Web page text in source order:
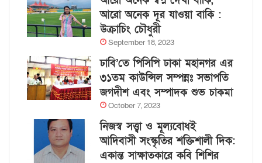
আরো অনেক দূর যাওয়া বাকি :
উক্রাচিং চৌধুরী
September 18, 2023
ঢাবি’তে পিসিপি ঢাকা মহানগর এর
৩১তম কাউন্সিল সম্পন্নঃ সভাপতি
জগদীশ এবং সম্পাদক শুভ চাকমা
October 7, 2023
নিজস্ব সত্ত্বা ও মূল্যবোধই
আদিবাসী সংস্কৃতির শক্তিশালী দিক:
একান্ত সাক্ষাতকারে কবি শিশির